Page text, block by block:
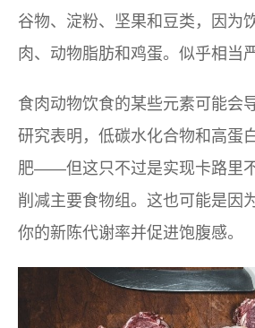
谷物、淀粉、坚果和豆类，因为
肉、动物脂肪和鸡蛋。似乎相当
食肉动物饮食的某些元素可能会
研究表明，低碳水化合物和高蛋
肥——但这只不过是实现卡路里
削减主要食物组。这也可能是因
你的新陈代谢率并促进饱腹感。